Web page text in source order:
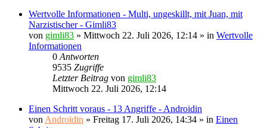
Wertvolle Informationen - Multi, ungeskillt, mit Juan, mit
Narzistischer - Gimli83
von gimli83 » Mittwoch 22. Juli 2026, 12:14 » in Wertvolle
Informationen
0Antworten
9535 Zugriffe
Letzter Beitrag von gimli83
Mittwoch 22. Juli 2026, 12:14
Einen Schritt voraus - 13 Angriffe - Androidin
vonAndroidin » Freitag 17. Juli 2026, 14:34 » in Einen